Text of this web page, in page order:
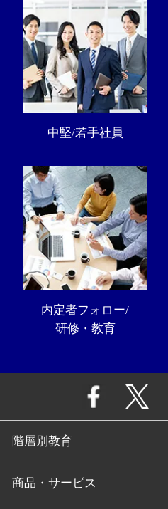
中堅/若手社員
内定者フォロー/
研修・教育
階層別教育
商品・サービス